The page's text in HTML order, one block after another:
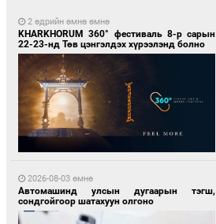
15 цагийн өмнө өмнө
С.Бямбацогт Зүүн Азийн эрэгтэйчүүдийн
тамирчдад амжилт хүслээ
2 өдрийн өмнө өмнө
KHARKHORUM 360° фестиваль 8-р сарын
22-23-нд Төв цэнгэлдэх хүрээлэнд болно
2026-08-03 өмнө
Автомашинд улсын дугаарын тэгш,
сондгойгоор шатахуун олгоно